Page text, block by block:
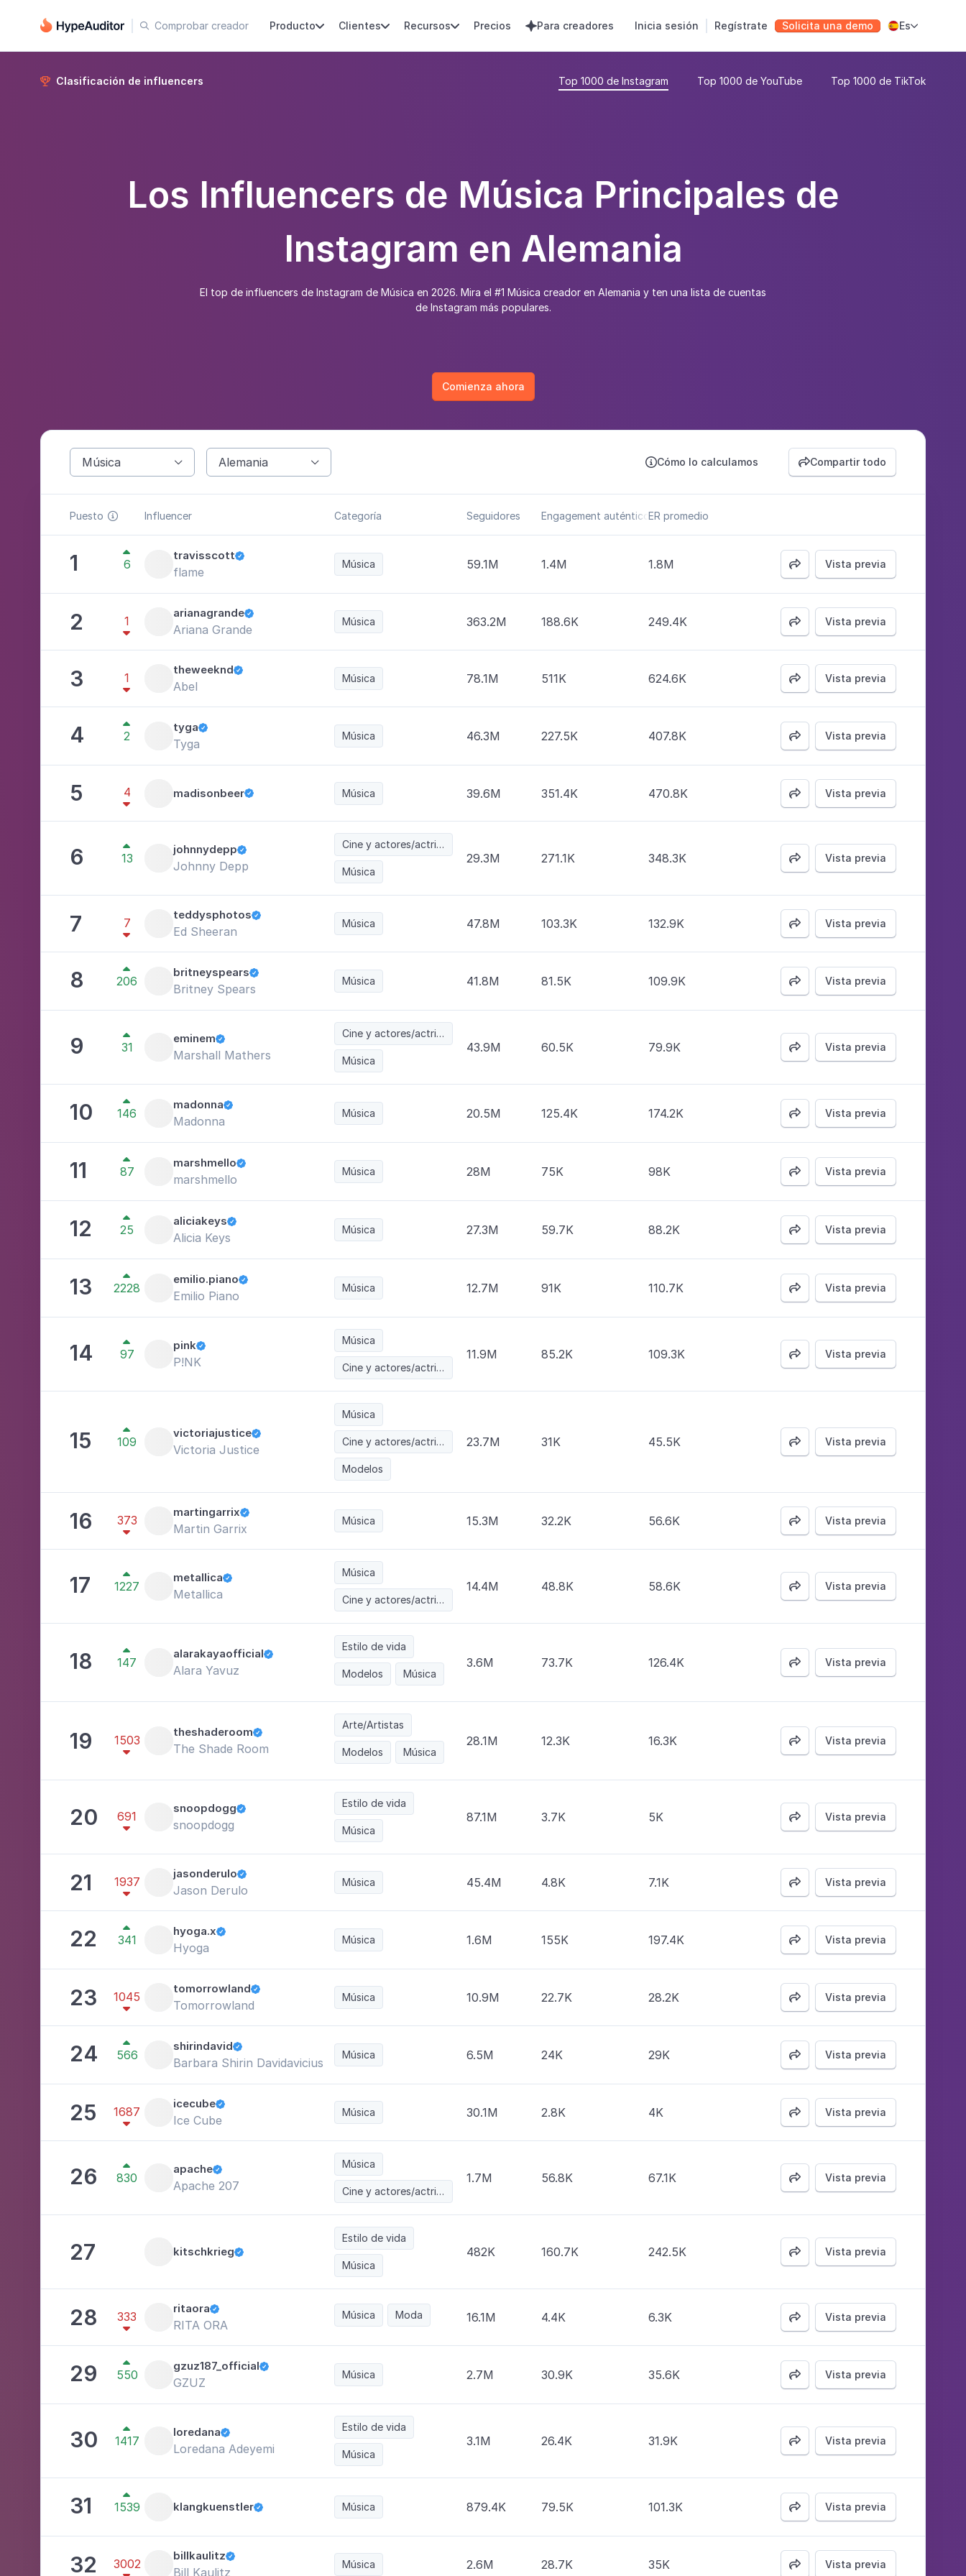
 Comprobar creador 
Producto 
Clientes 
Recursos Precios Para creadores Inicia sesión Regístrate Solicita una demo Es
 Clasificación de influencers Top 1000 de Instagram Top 1000 de YouTube Top 1000 de TikTok
Los Influencers de Música Principales de
Instagram en Alemania
El top de influencers de Instagram de Música en 2026. Mira el #1 Música creador en Alemania y ten una lista de cuentas
de Instagram más populares.
Comienza ahora
Música  Alemania  Cómo lo calculamos Compartir todo
Puesto  Influencer Categoría Seguidores Engagement auténticoER promedio
1 
6
travisscott
flame
Música 59.1M 1.4M 1.8M  Vista previa
2 1

arianagrande
Ariana Grande
Música 363.2M 188.6K 249.4K  Vista previa
3 1

theweeknd
Abel
Música 78.1M 511K 624.6K  Vista previa
4 
2
tyga
Tyga
Música 46.3M 227.5K 407.8K  Vista previa
5 4

madisonbeer Música 39.6M 351.4K 470.8K  Vista previa
6 
13
johnnydepp
Johnny Depp
Cine y actores/actrices
Música
29.3M 271.1K 348.3K  Vista previa
7 7

teddysphotos
Ed Sheeran
Música 47.8M 103.3K 132.9K  Vista previa
8 
206
britneyspears
Britney Spears
Música 41.8M 81.5K 109.9K  Vista previa
9 
31
eminem
Marshall Mathers
Cine y actores/actrices
Música
43.9M 60.5K 79.9K  Vista previa
10 
146
madonna
Madonna
Música 20.5M 125.4K 174.2K  Vista previa
11 
87
marshmello
marshmello
Música 28M 75K 98K  Vista previa
12 
25
aliciakeys
Alicia Keys
Música 27.3M 59.7K 88.2K  Vista previa
13 
2228
emilio.piano
Emilio Piano
Música 12.7M 91K 110.7K  Vista previa
14 
97
pink
P!NK
Música
Cine y actores/actrices
11.9M 85.2K 109.3K  Vista previa
15 
109
victoriajustice
Victoria Justice
Música
Cine y actores/actrices
Modelos
23.7M 31K 45.5K  Vista previa
16 373

martingarrix
Martin Garrix
Música 15.3M 32.2K 56.6K  Vista previa
17 
1227
metallica
Metallica
Música
Cine y actores/actrices
14.4M 48.8K 58.6K  Vista previa
18 
147
alarakayaofficial
Alara Yavuz
Estilo de vida
Modelos Música
3.6M 73.7K 126.4K  Vista previa
19 1503

theshaderoom
The Shade Room
Arte/Artistas
Modelos Música
28.1M 12.3K 16.3K  Vista previa
20 691

snoopdogg
snoopdogg
Estilo de vida
Música
87.1M 3.7K 5K  Vista previa
21 1937

jasonderulo
Jason Derulo
Música 45.4M 4.8K 7.1K  Vista previa
22 
341
hyoga.x
Hyoga
Música 1.6M 155K 197.4K  Vista previa
23 1045

tomorrowland
Tomorrowland
Música 10.9M 22.7K 28.2K  Vista previa
24 
566
shirindavid
Barbara Shirin Davidavicius
Música 6.5M 24K 29K  Vista previa
25 1687

icecube
Ice Cube
Música 30.1M 2.8K 4K  Vista previa
26 
830
apache
Apache 207
Música
Cine y actores/actrices
1.7M 56.8K 67.1K  Vista previa
27 kitschkrieg
Estilo de vida
Música
482K 160.7K 242.5K  Vista previa
28 333

ritaora
RITA ORA
Música Moda 16.1M 4.4K 6.3K  Vista previa
29 
550
gzuz187_official
GZUZ
Música 2.7M 30.9K 35.6K  Vista previa
30 
1417
loredana
Loredana Adeyemi
Estilo de vida
Música
3.1M 26.4K 31.9K  Vista previa
31 
1539 klangkuenstler Música 879.4K 79.5K 101.3K  Vista previa
32 3002
billkaulitz
Bill Kaulitz
Música 2.6M 28.7K 35K  Vista previa